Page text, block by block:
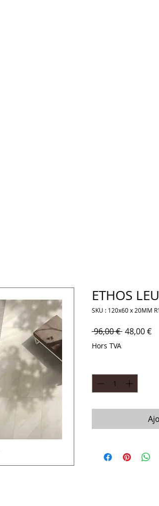
ETHOS
SKU : 120x60 x 20MM
96,00 € Prix
48,00 €
Hors TVA